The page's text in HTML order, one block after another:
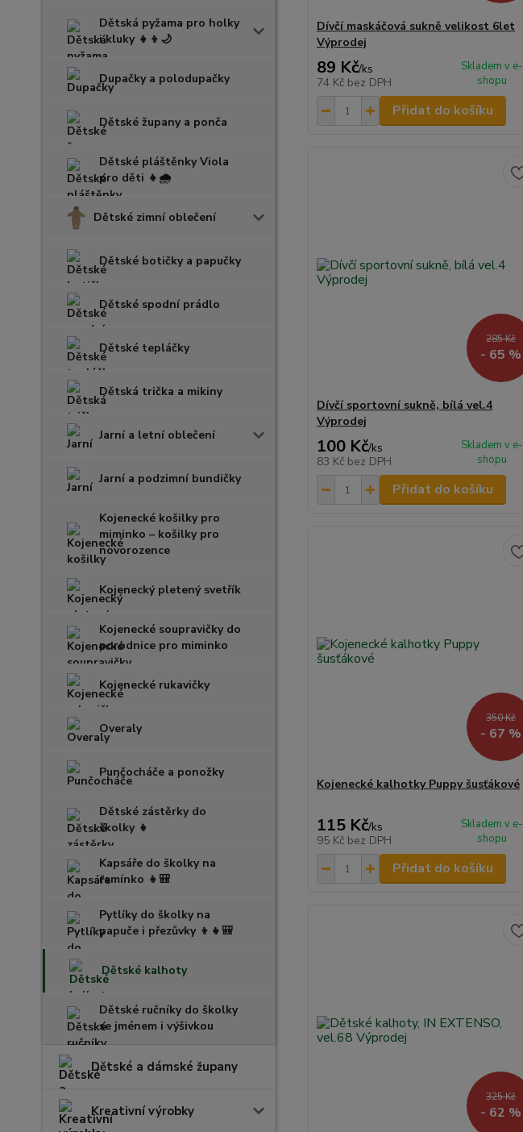
Dětská pyžama pro holky
i kluky 👧👦🌙
Dupačky a polodupačky
Dětské župany a ponča
Dětské pláštěnky Viola
pro děti 👧🌧️
Dětské zimní oblečení
Dětské botičky a papučky
Dětské spodní prádlo
Dětské tepláčky
Dětská trička a mikiny
Jarní a letní oblečení
Jarní a podzimní bundičky
Kojenecké košilky pro
miminko – košilky pro
novorozence
Kojenecký pletený svetřík
Kojenecké soupravičky do
porodnice pro miminko
Kojenecké rukavičky
Overaly
Punčocháče a ponožky
Dětské zástěrky do
školky 👧
Kapsáře do školky na
ramínko 👧🎒
Pytlíky do školky na
papuče i přezůvky 👦👧🎒
Dětské kalhoty
Dětské ručníky do školky
se jménem i výšivkou
Dětské a dámské župany
Kreativní výrobky
Dívčí maskáčová sukně velikost 6let
Výprodej
89 Kč/ks
74 Kč bez DPH
Skladem v e-
shopu
Přidat do košíku
285 Kč
- 65 %
Dívčí sportovní sukně, bílá vel.4
Výprodej
100 Kč/ks
83 Kč bez DPH
Skladem v e-
shopu
Přidat do košíku
350 Kč
- 67 %
Kojenecké kalhotky Puppy šusťákové
115 Kč/ks
95 Kč bez DPH
Skladem v e-
shopu
Přidat do košíku
325 Kč
- 62 %